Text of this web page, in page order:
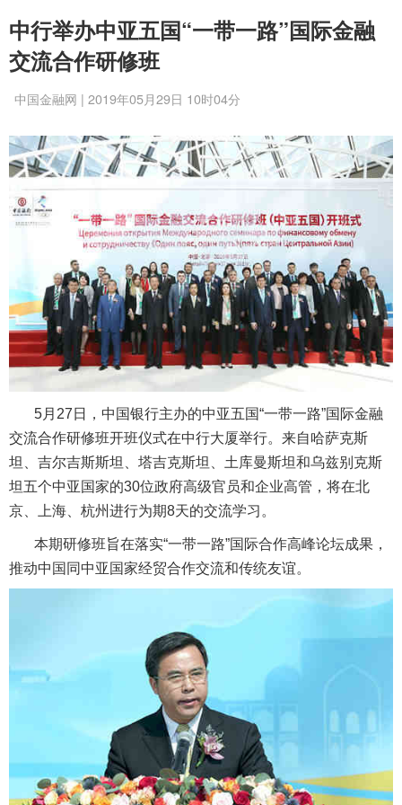
中行举办中亚五国“一带一路”国际金融
交流合作研修班
中国金融网 | 2019年05月29日 10时04分
5月27日，中国银行主办的中亚五国“一带一路”国际金融
交流合作研修班开班仪式在中行大厦举行。来自哈萨克斯
坦、吉尔吉斯斯坦、塔吉克斯坦、土库曼斯坦和乌兹别克斯
坦五个中亚国家的30位政府高级官员和企业高管，将在北
京、上海、杭州进行为期8天的交流学习。
本期研修班旨在落实“一带一路”国际合作高峰论坛成果，
推动中国同中亚国家经贸合作交流和传统友谊。